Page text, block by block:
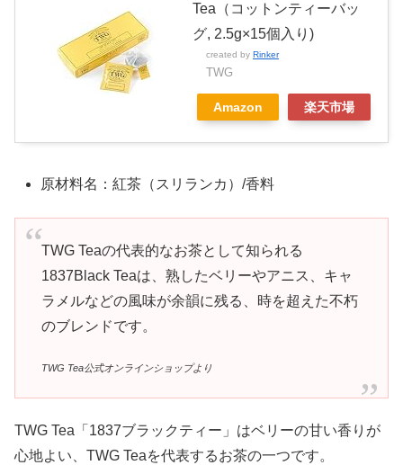
Tea（コットンティーバッ
グ, 2.5g×15個入り)
created by Rinker
TWG
Amazon 楽天市場
原材料名：紅茶（スリランカ）/香料
TWG Teaの代表的なお茶として知られる
1837Black Teaは、熟したベリーやアニス、キャ
ラメルなどの風味が余韻に残る、時を超えた不朽
のブレンドです。
TWG Tea公式オンラインショップより
TWG Tea「1837ブラックティー」はベリーの甘い香りが
心地よい、TWG Teaを代表するお茶の一つです。